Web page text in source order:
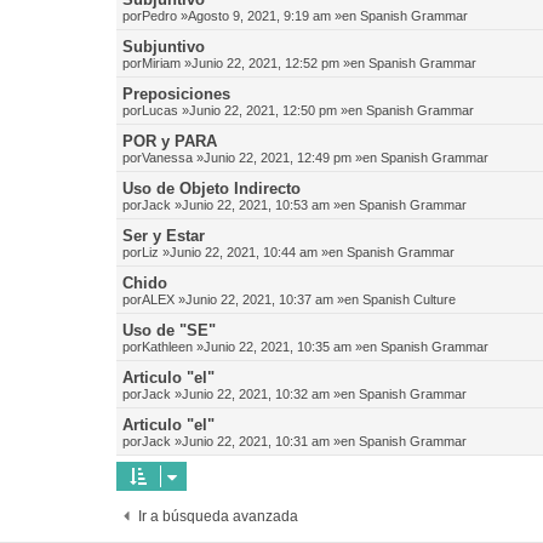
porPedro »Agosto 9, 2021, 9:19 am »en Spanish Grammar
Subjuntivo
porMiriam »Junio 22, 2021, 12:52 pm »en Spanish Grammar
Preposiciones
porLucas »Junio 22, 2021, 12:50 pm »en Spanish Grammar
POR y PARA
porVanessa »Junio 22, 2021, 12:49 pm »en Spanish Grammar
Uso de Objeto Indirecto
porJack »Junio 22, 2021, 10:53 am »en Spanish Grammar
Ser y Estar
porLiz »Junio 22, 2021, 10:44 am »en Spanish Grammar
Chido
porALEX »Junio 22, 2021, 10:37 am »en Spanish Culture
Uso de "SE"
porKathleen »Junio 22, 2021, 10:35 am »en Spanish Grammar
Articulo "el"
porJack »Junio 22, 2021, 10:32 am »en Spanish Grammar
Articulo "el"
porJack »Junio 22, 2021, 10:31 am »en Spanish Grammar
Ir a búsqueda avanzada